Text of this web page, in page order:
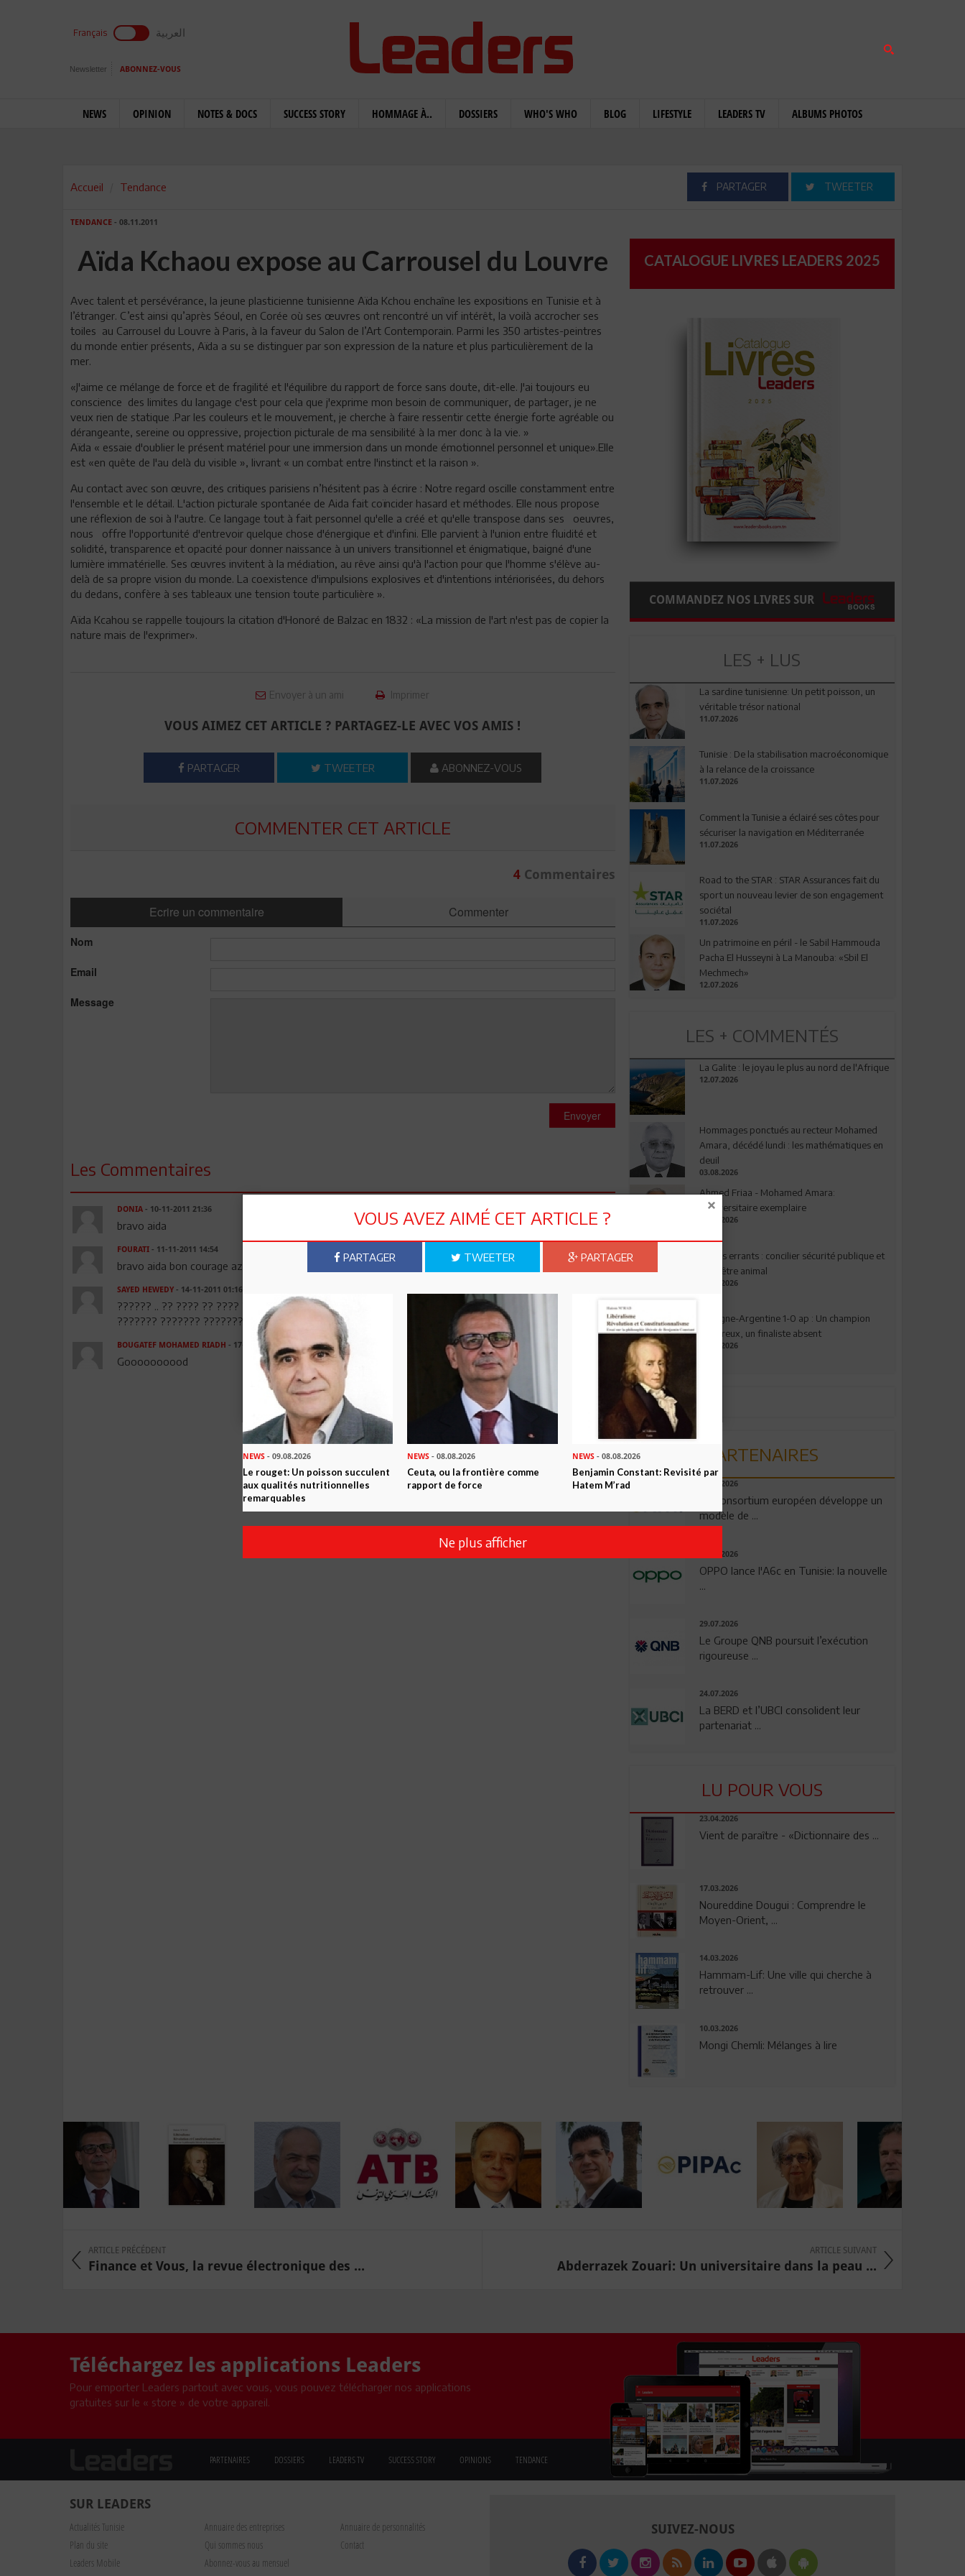
Français العربية
Newsletter ABONNEZ-VOUS
NEWS OPINION NOTES & DOCS SUCCESS STORY HOMMAGE À.. DOSSIERS WHO'S WHO BLOG LIFESTYLE LEADERS TV ALBUMS PHOTOS
Accueil Tendance PARTAGER TWEETER
TENDANCE - 08.11.2011
Aïda Kchaou expose au Carrousel du Louvre
Avec talent et persévérance, la jeune plasticienne tunisienne Aïda Kchou enchaîne les expositions en Tunisie et à
l’étranger. C’est ainsi qu’après Séoul, en Corée où ses œuvres ont rencontré un vif intérêt, la voilà accrocher ses
toiles au Carrousel du Louvre à Paris, à la faveur du Salon de l’Art Contemporain. Parmi les 350 artistes-peintres
du monde entier présents, Aïda a su se distinguer par son expression de la nature et plus particulièrement de la
mer.
«J'aime ce mélange de force et de fragilité et l'équilibre du rapport de force sans doute, dit-elle. J'ai toujours eu
conscience des limites du langage c'est pour cela que j'exprime mon besoin de communiquer, de partager, je ne
veux rien de statique .Par les couleurs et le mouvement, je cherche à faire ressentir cette énergie forte agréable ou
dérangeante, sereine ou oppressive, projection picturale de ma sensibilité à la mer donc à la vie. »
Aïda « essaie d'oublier le présent matériel pour une immersion dans un monde émotionnel personnel et unique».Elle
est «en quête de l'au delà du visible », livrant « un combat entre l'instinct et la raison ».
Au contact avec son œuvre, des critiques parisiens n’hésitent pas à écrire : Notre regard oscille constamment entre
l'ensemble et le détail. L'action picturale spontanée de Aida fait coïncider hasard et méthodes. Elle nous propose
une réflexion de soi à l'autre. Ce langage tout à fait personnel qu'elle a créé et qu'elle transpose dans ses oeuvres,
nous offre l'opportunité d'entrevoir quelque chose d'énergique et d'infini. Elle parvient à l'union entre fluidité et
solidité, transparence et opacité pour donner naissance à un univers transitionnel et énigmatique, baigné d'une
lumière immatérielle. Ses œuvres invitent à la médiation, au rêve ainsi qu'à l'action pour que l'homme s'élève au-
delà de sa propre vision du monde. La coexistence d'impulsions explosives et d'intentions intériorisées, du dehors
du dedans, confère à ses tableaux une tension toute particulière ».
Aïda Kcahou se rappelle toujours la citation d'Honoré de Balzac en 1832 : «La mission de l'art n'est pas de copier la
nature mais de l'exprimer».
Envoyer à un ami Imprimer
VOUS AIMEZ CET ARTICLE ? PARTAGEZ-LE AVEC VOS AMIS !
PARTAGER TWEETER ABONNEZ-VOUS
COMMENTER CET ARTICLE
4Commentaires
Ecrire un commentaire Commenter
Nom
Email
Message
Envoyer
Les Commentaires
DONIA- 10-11-2011 21:36
bravo aida
FOURATI- 11-11-2011 14:54
bravo aida bon courage azizti bisous
SAYED HEWEDY- 14-11-2011 01:16
?????? .. ?? ???? ?? ???? ??????? ???? ???? ????? ??????? ??? ???? ???? ???? ????? ???????
??????? ??????? ???????? ?? ???? ?????
BOUGATEF MOHAMED RIADH - 17-11-2011 16:02
Goooooooood
CATALOGUE LIVRES LEADERS 2025
COMMANDEZ NOS LIVRES SUR
LES + LUS
La sardine tunisienne: Un petit poisson, un
véritable trésor national
11.07.2026
Tunisie : De la stabilisation macroéconomique
à la relance de la croissance
11.07.2026
Comment la Tunisie a éclairé ses côtes pour
sécuriser la navigation en Méditerranée
11.07.2026
Road to the STAR : STAR Assurances fait du
sport un nouveau levier de son engagement
sociétal
11.07.2026
Un patrimoine en péril - le Sabil Hammouda
Pacha El Husseyni à La Manouba: «Sbil El
Mechmech»
12.07.2026
LES + COMMENTÉS
La Galite : le joyau le plus au nord de l'Afrique
12.07.2026
Hommages ponctués au recteur Mohamed
Amara, décédé lundi : les mathématiques en
deuil
03.08.2026
Ahmed Friaa - Mohamed Amara:
l’Universitaire exemplaire
04.08.2026
Chiens errants : concilier sécurité publique et
bien-être animal
17.07.2026
Espagne-Argentine 1-0 ap : Un champion
valeureux, un finaliste absent
19.07.2026
PARTENAIRES
06.08.2026
Un consortium européen développe un
modèle de ...
04.08.2026
OPPO lance l'A6c en Tunisie: la nouvelle
...
29.07.2026
Le Groupe QNB poursuit l’exécution
rigoureuse ...
24.07.2026
La BERD et l’UBCI consolident leur
partenariat ...
LU POUR VOUS
23.04.2026
Vient de paraître - «Dictionnaire des ...
17.03.2026
Noureddine Dougui : Comprendre le
Moyen-Orient, ...
14.03.2026
Hammam-Lif: Une ville qui cherche à
retrouver ...
10.03.2026
Mongi Chemli: Mélanges à lire
ARTICLE PRÉCÉDENT
Finance et Vous, la revue électronique des ...
ARTICLE SUIVANT
Abderrazek Zouari: Un universitaire dans la peau ...
Téléchargez les applications Leaders
Pour emporter Leaders partout avec vous, vous pouvez télécharger nos applications
gratuites sur le « store » de votre appareil.
PARTENAIRES DOSSIERS LEADERS TV SUCCESS STORY OPINIONS TENDANCE
SUR LEADERS
Actualités Tunisie Annuaire des entreprises
Annuaire de personnalités
Plan du site
Qui sommes nous
Contact
Leaders Mobile
Abonnez-vous au mensuel
SUIVEZ-NOUS
VOUS AVEZ AIMÉ CET ARTICLE ?
PARTAGER TWEETER PARTAGER
NEWS - 09.08.2026
Le rouget: Un poisson succulent
aux qualités nutritionnelles
remarquables
NEWS - 08.08.2026
Ceuta, ou la frontière comme
rapport de force
NEWS- 08.08.2026
Benjamin Constant: Revisité par
Hatem M’rad
Ne plus afficher